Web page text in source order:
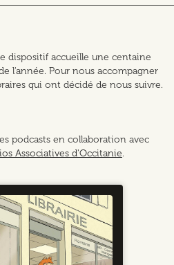
dispositif accueille une centaine
l'année. Pour nous accompagner
qui ont décidé de nous suivre.
podcasts en collaboration avec
Associatives d'Occitanie.